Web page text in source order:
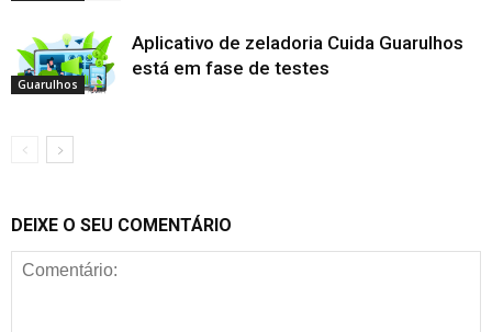
Guarulhos
Aplicativo de zeladoria Cuida Guarulhos
está em fase de testes
DEIXE O SEU COMENTÁRIO